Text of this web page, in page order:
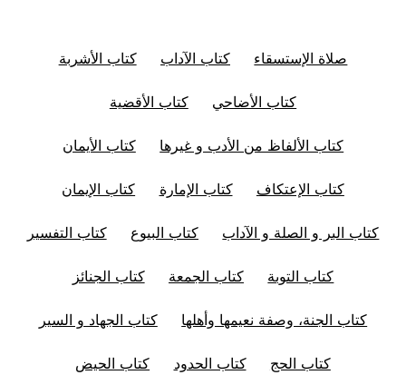
صلاة الإستسقاء كتاب الآداب كتاب الأشربة
كتاب الأضاحي كتاب الأقضية
كتاب الألفاظ من الأدب و غيرها كتاب الأيمان
كتاب الإعتكاف كتاب الإمارة كتاب الإيمان
كتاب البر و الصلة و الآداب كتاب البيوع كتاب التفسير
كتاب التوبة كتاب الجمعة كتاب الجنائز
كتاب الجنة، وصفة نعيمها وأهلها كتاب الجهاد و السير
كتاب الحج كتاب الحدود كتاب الحيض